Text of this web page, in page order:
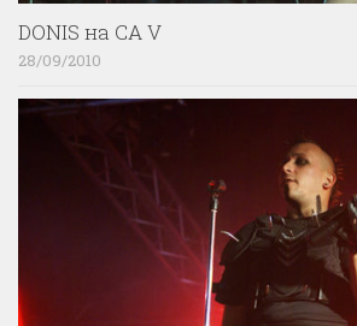
DONIS на CA V
28/09/2010